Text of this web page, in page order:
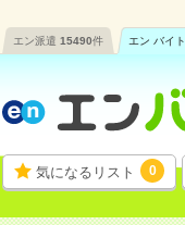
エン派遣 15490件 エン バイト
気になるリスト 0